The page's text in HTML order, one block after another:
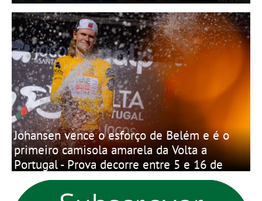
Johansen vence o esforço de Belém e é o
primeiro camisola amarela da Volta a
Portugal - Prova decorre entre 5 e 16 de
Agosto